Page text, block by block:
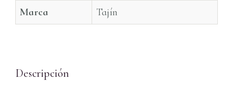
Marca
Tajín
Descripción